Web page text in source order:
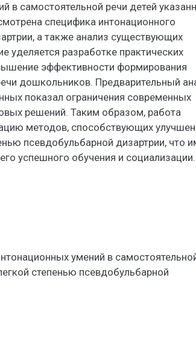
в самостоятельной речи детей
специфика интонационного
а также анализ существующих
уделяется разработке практических
эффективности формирования
дошкольников. Предварительный
показал ограничения современных
решений. Таким образом, работа
методов, способствующих
псевдобульбарной дизартрии, что
успешного обучения и социализации.
умений в
степенью псевдобульбарной